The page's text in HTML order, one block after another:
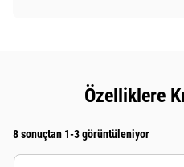
Özelliklere
8 sonuçtan 1-3 görüntüleniyor